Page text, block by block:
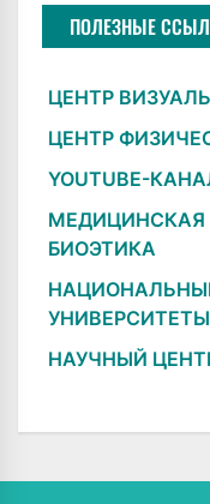
ПОЛЕЗНЫЕ
ЦЕНТР
ЦЕНТР
YOUTUBE-
МЕДИЦИНСКАЯ
БИОЭТИКА
НАУЧНЫЙ